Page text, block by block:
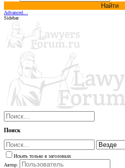
Найти
Advanced…
Sidebar
Поиск
Искать только в заголовках
Автор: